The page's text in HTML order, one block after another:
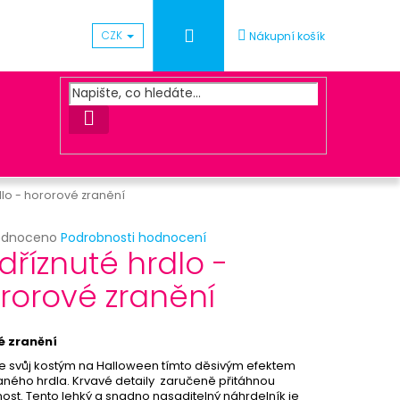
CZK PřihlášeníNákupní košík
HLEDAT
- hororové zranění
Podrobnosti hodnocení
hrdlo -
zranění
zranění
svůj kostým na Halloween tímto děsivým efektem
hrdla. Krvavé detaily zaručeně přitáhnou
Tento lehký a snadno nasaditelný náhrdelník je
OBJEDNÁVKY